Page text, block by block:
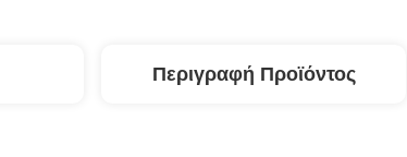
Περιγραφή Προϊόντος